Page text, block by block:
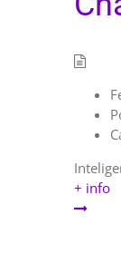
+ info